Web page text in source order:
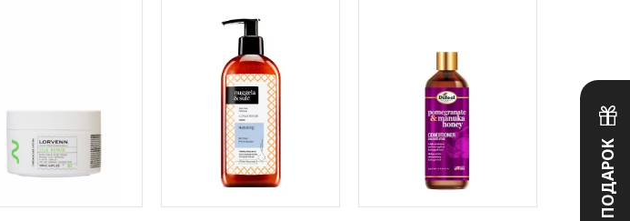
ПОДАРОК